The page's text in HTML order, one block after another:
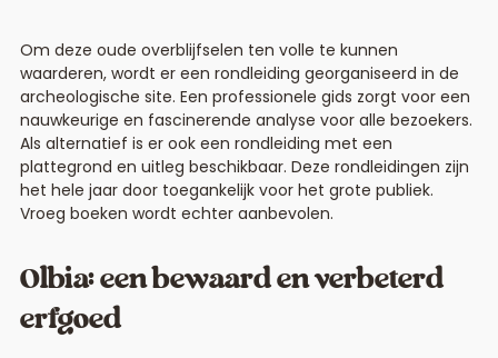
Om deze oude overblijfselen ten volle te kunnen
waarderen, wordt er een rondleiding georganiseerd in de
archeologische site. Een professionele gids zorgt voor een
nauwkeurige en fascinerende analyse voor alle bezoekers.
Als alternatief is er ook een rondleiding met een
plattegrond en uitleg beschikbaar. Deze rondleidingen zijn
het hele jaar door toegankelijk voor het grote publiek.
Vroeg boeken wordt echter aanbevolen.
Olbia: een bewaard en verbeterd
erfgoed